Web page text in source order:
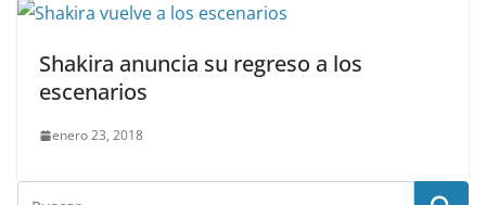
Shakira anuncia su regreso a los
escenarios
enero 23, 2018